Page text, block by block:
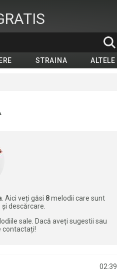
STRAINA ALTELE
. Aici veți găsi 8melodii care sunt
descărcare.
sale. Dacă aveți sugestii sau
contactați!
02:39